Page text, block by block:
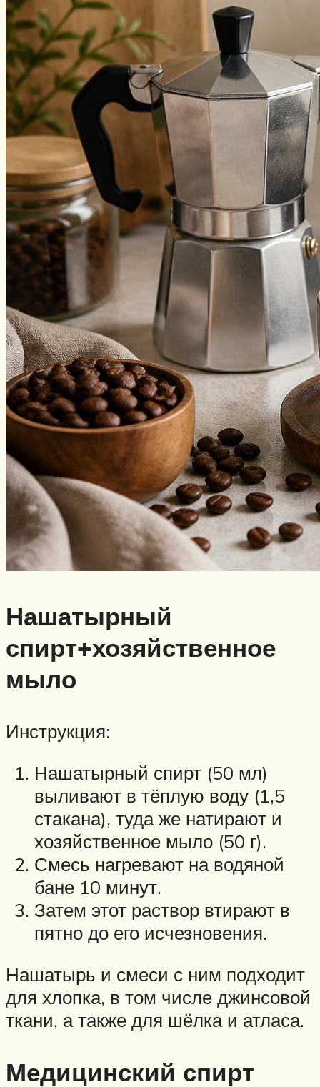
Нашатырный
спирт+хозяйственное
мыло
Инструкция:
Нашатырный спирт (50 мл)
выливают в тёплую воду (1,5
стакана), туда же натирают и
хозяйственное мыло (50 г).
Смесь нагревают на водяной
бане 10 минут.
Затем этот раствор втирают в
пятно до его исчезновения.
Нашатырь и смеси с ним подходит
для хлопка, в том числе джинсовой
ткани, а также для шёлка и атласа.
Медицинский спирт